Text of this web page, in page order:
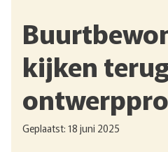
kijken
Geplaatst: 18 juni 2025